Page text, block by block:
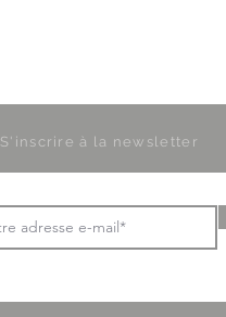
S'inscrire à la newsletter